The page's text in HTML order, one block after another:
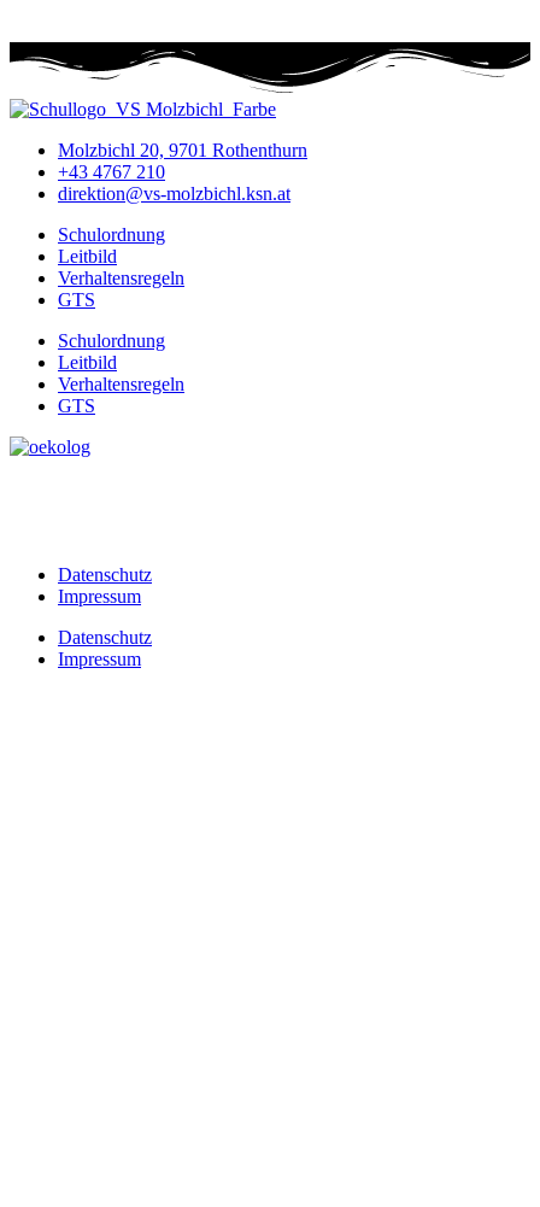
Molzbichl 20, 9701 Rothenthurn
+43 4767 210
direktion@vs-molzbichl.ksn.at
Schulordnung
Leitbild
Verhaltensregeln
GTS
Schulordnung
Leitbild
Verhaltensregeln
GTS
Datenschutz
Impressum
Datenschutz
Impressum